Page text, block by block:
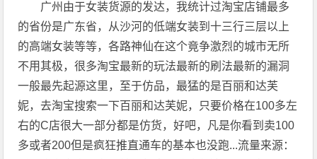
广州由于女装货源的发达，我统计过淘宝店铺最多
的省份是广东省，从沙河的低端女装到十三行三层以上
的高端女装等等，各路神仙在这个竟争激烈的城市无所
不用其极，很多淘宝最新的玩法最新的刷法最新的漏洞
一般最先起源这里，至于仿品，最猛的是百丽和达芙
妮，去淘宝搜索一下百丽和达芙妮，只要价格在100多左
右的C店很大一部分都是仿货，好吧，凡是你看到卖100
多或者200但是疯狂推直通车的基本也没跑...流量来源：